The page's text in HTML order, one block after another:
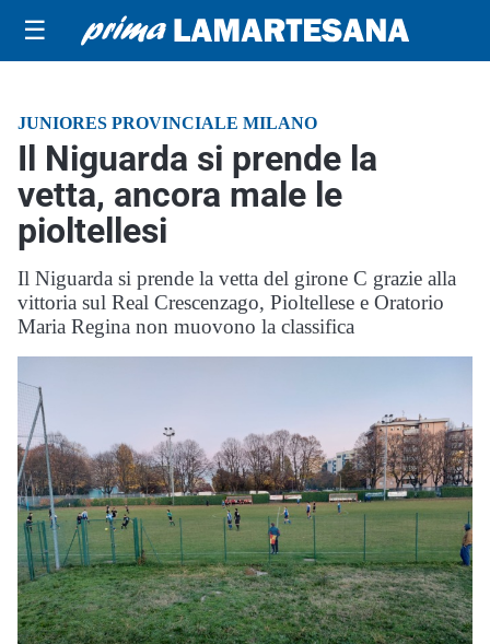
☰
JUNIORES PROVINCIALE MILANO
Il Niguarda si prende la
vetta, ancora male le
pioltellesi
Il Niguarda si prende la vetta del girone C grazie alla
vittoria sul Real Crescenzago, Pioltellese e Oratorio
Maria Regina non muovono la classifica